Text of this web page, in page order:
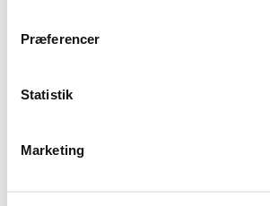
Præferencer
Statistik
Marketing
Type
Branche
Restauranter, kantiner,